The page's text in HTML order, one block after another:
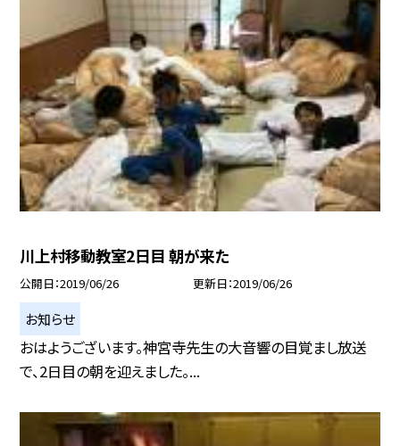
川上村移動教室2日目 朝が来た
公開日 2019/06/26 更新日 2019/06/26
お知らせ
おはようございます。神宮寺先生の大音響の目覚まし放送
で、2日目の朝を迎えました。...